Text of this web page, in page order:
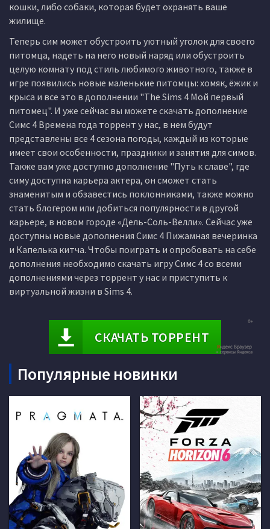
кошки, либо собаки, которая будет охранять ваше
жилище.
Теперь сим может обустроить уютный уголок для своего
питомца, надеть на него новый наряд или обустроить
целую комнату под стиль любимого животного, также в
игре появились новые маленькие питомцы: хомяк, ёжик и
крыса и все это в дополнении "The Sims 4 Мой первый
питомец". И уже сейчас вы можете скачать дополнение
Симс 4 Времена года торрент у нас, в нем будут
представлены все 4 сезона погоды, каждый из которые
имеет свои особенности, праздники и занятия для симов.
Также вам уже доступно дополнение "Путь к славе", где
симу доступна карьера актера, он сможет стать
знаменитым и обзавестись поклонниками, также можно
стать блогером или добиться популярности в другой
карьере, в новом городе «Дель-Соль-Велли». Сейчас уже
доступны новые дополнения Симс 4 Пижамная вечеринка
и Капелька китча. Чтобы поиграть и опробовать на себе
дополнения необходимо скачать игру Симс 4 со всеми
дополнениями через торрент у нас и приступить к
виртуальной жизни в Sims 4.
СКАЧАТЬ ТОРРЕНТ
Популярные новинки